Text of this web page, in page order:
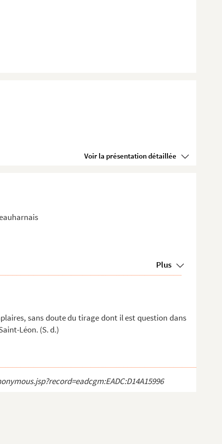
Voir la présentation détaillée
Plus
sans doute du tirage dont il est question dans
Léon. (S. d.)